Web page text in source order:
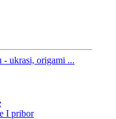
- ukrasi, origami ...
I pribor